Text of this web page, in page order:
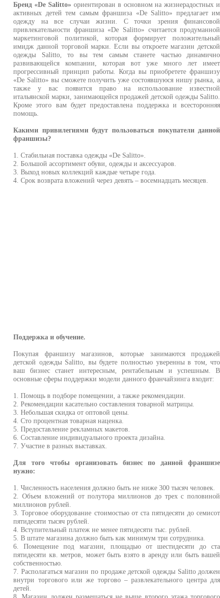
Бренд «De Salitto»ориентирован в основном на жизнерадостных и
активных детей тем самым франшиза «De Salitto» предлагает им
одежду на все случаи жизни. С точки зрения финансовой
привлекательности франшиза «De Salitto» считается продуманной
маркетинговой политикой, которая формирует положительный
имидж данной торговой марки. Если вы откроете магазин детской
одежды Salitto, то вы тем самым станете частью динамично
развивающейся компании, которая вот уже много лет имеет
прогрессивный принцип работы. Когда вы приобретете франшизу
«De Salitto» вы сможете получить уже состоявшуюся нишу рынка, а
также у вас появится право на использование известной
итальянской марки, занимающейся продажей детской одежды Salitto.
Кроме этого вам будет предоставлена поддержка и всесторонняя
помощь.
Какими привилегиями будут пользоваться покупатели данной
франшизы?
1. Стабильная поставка одежды «De Salitto».
2. Большой ассортимент обуви, одежды и аксессуаров.
3. Выход новых коллекций каждые четыре года.
4. Срок возврата вложений через девять – восемнадцать месяцев.
Поддержка и обучение.
Покупая франшизу магазинов, которые занимаются продажей
детской одежды Salitto, вы будете полностью уверенны в том, что
ваш бизнес станет интересным, рентабельным и успешным. В
основные сферы поддержки модели данного франчайзинга входит:
1. Помощь в подборе помещении, а также рекомендации.
2. Рекомендации касательно составления товарной матрицы.
3. Небольшая скидка от оптовой цены.
4. Сто процентная товарная наценка.
5. Предоставление рекламных макетов.
6. Составление индивидуального проекта дизайна.
7. Участие в разных выставках.
Для того чтобы организовать бизнес по данной франшизе
нужно:
1. Численность населения должно быть не ниже 300 тысяч человек.
2. Объем вложений от полутора миллионов до трех с половиной
миллионов рублей.
3. Торговое оборудование стоимостью от ста пятидесяти до семисот
пятидесяти тысяч рублей.
4. Вступительный платеж не менее пятидесяти тыс. рублей.
5. В штате магазина должно быть как минимум три сотрудника.
6. Помещение под магазин, площадью от шестидесяти до ста
пятидесяти кв. метров, может быть взято в аренду или быть вашей
собственностью.
7. Располагаться магазин по продаже детской одежды Salitto должен
внутри торгового или же торгово – развлекательного центра для
детей.